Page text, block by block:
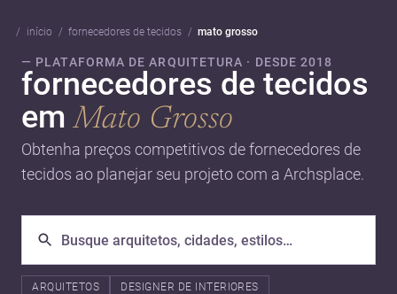
início fornecedores de tecidos mato grosso
— PLATAFORMA DE ARQUITETURA · DESDE 2018
fornecedores de tecidos
emMato Grosso
Obtenha preços competitivos de fornecedores de
tecidos ao planejar seu projeto com a Archsplace.
ARQUITETOS
DESIGNER DE INTERIORES